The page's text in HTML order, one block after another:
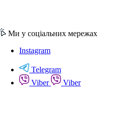
Ми у соціальних мережах
Instagram
Telegram
Viber
Viber